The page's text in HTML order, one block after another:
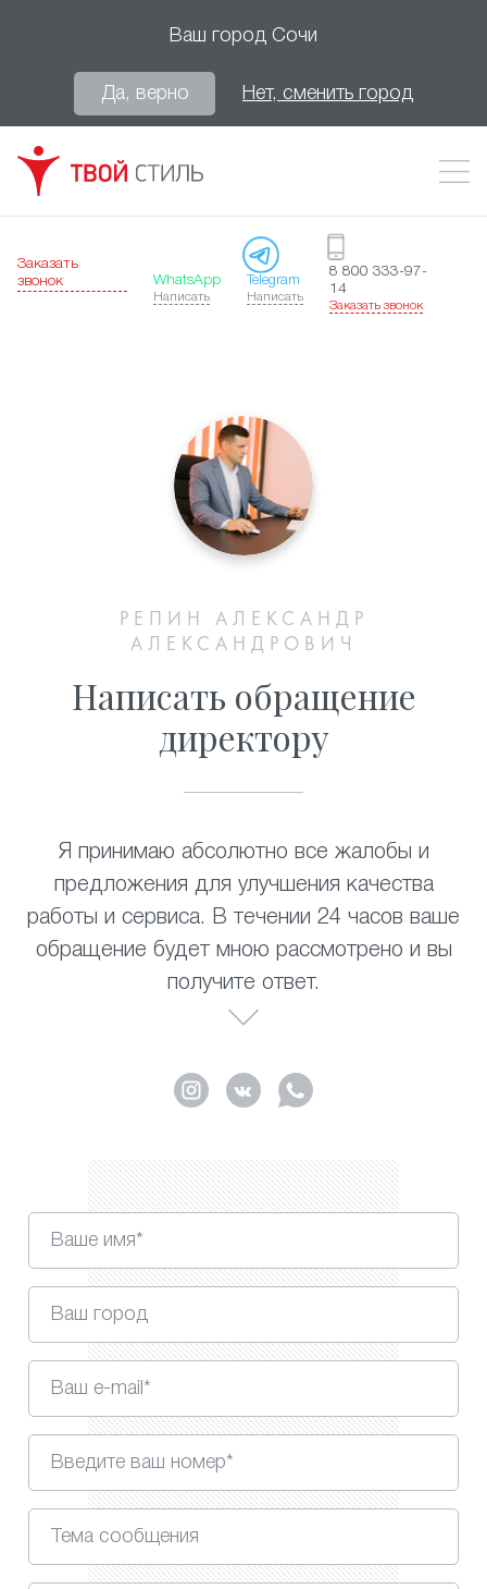
Ваш город Сочи
Да, верно Нет, сменить город
Заказать
звонок
WhatsApp
Написать
Telegram
Написать
8 800 333-97-
14
Заказать звонок
РЕПИН АЛЕКСАНДР
АЛЕКСАНДРОВИЧ
Написать обращение
директору
Я принимаю абсолютно все жалобы и
предложения для улучшения качества
работы и сервиса. В течении 24 часов ваше
обращение будет мною рассмотрено и вы
получите ответ.